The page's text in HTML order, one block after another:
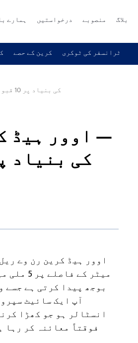
ہمارے درخواستیں منصوبے بلاگ
کرین کے حصے ٹرانسفر کی ٹوکری
اوور ہیڈ کرین ریل کی تنصیب کی رواداری — ISO 12488-1:2012 کی بنیاد پر 10 قبولیت کے چیک
اوور ہیڈ
میٹر
بوجھ پیدا کرتی ہے
آپ ایک سائیٹ
انسٹالر ہو جو کھڑا
فوقتاً معائنہ کر رہا ہو، یہ 10 رواداری